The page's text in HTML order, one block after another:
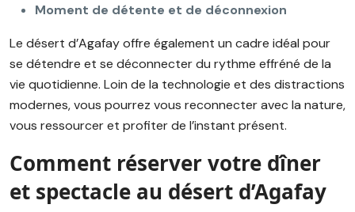
Moment de détente et de déconnexion
Le désert d’Agafay offre également un cadre idéal pour
se détendre et se déconnecter du rythme effréné de la
vie quotidienne. Loin de la technologie et des distractions
modernes, vous pourrez vous reconnecter avec la nature,
vous ressourcer et profiter de l’instant présent.
Comment réserver votre dîner
et spectacle au désert d’Agafay